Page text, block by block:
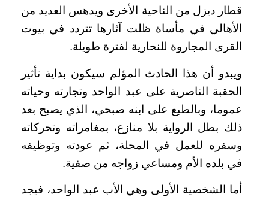
قطار ديزل من الناحية الأخرى ويدهس العديد من
الأهالي في مأساة ظلت آثارها تتردد في بيوت
القرى المجاروة للنحارية لفترة طويلة.
ويبدو أن هذا الحادث المؤلم سيكون بداية تأثير
الحقبة الناصرية على عبد الواحد وتجارته وحياته
عموما، وبالطبع على ابنه صبحي، الذي يصبح بعد
ذلك بطل الرواية بلا منازع، بمغامراته وتحركاته
وسفره للعمل في المحلة، ثم عودته وتوظيفه
في بلده الأم ومساعي زواجه من صفية.
أما الشخصية الأولى وهي الأب عبد الواحد، فيجد